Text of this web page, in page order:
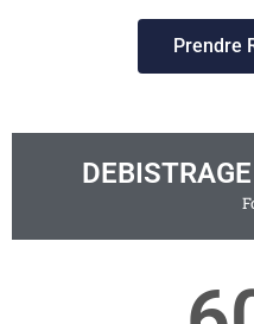
Prendre